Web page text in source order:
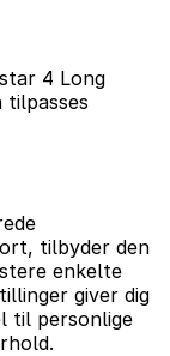
4 Long
tilpasses
tilbyder den
enkelte
giver dig
til personlige